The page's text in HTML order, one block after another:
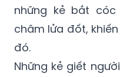
những kẻ bắt
châm lửa đốt,
đó.
Những kẻ giết